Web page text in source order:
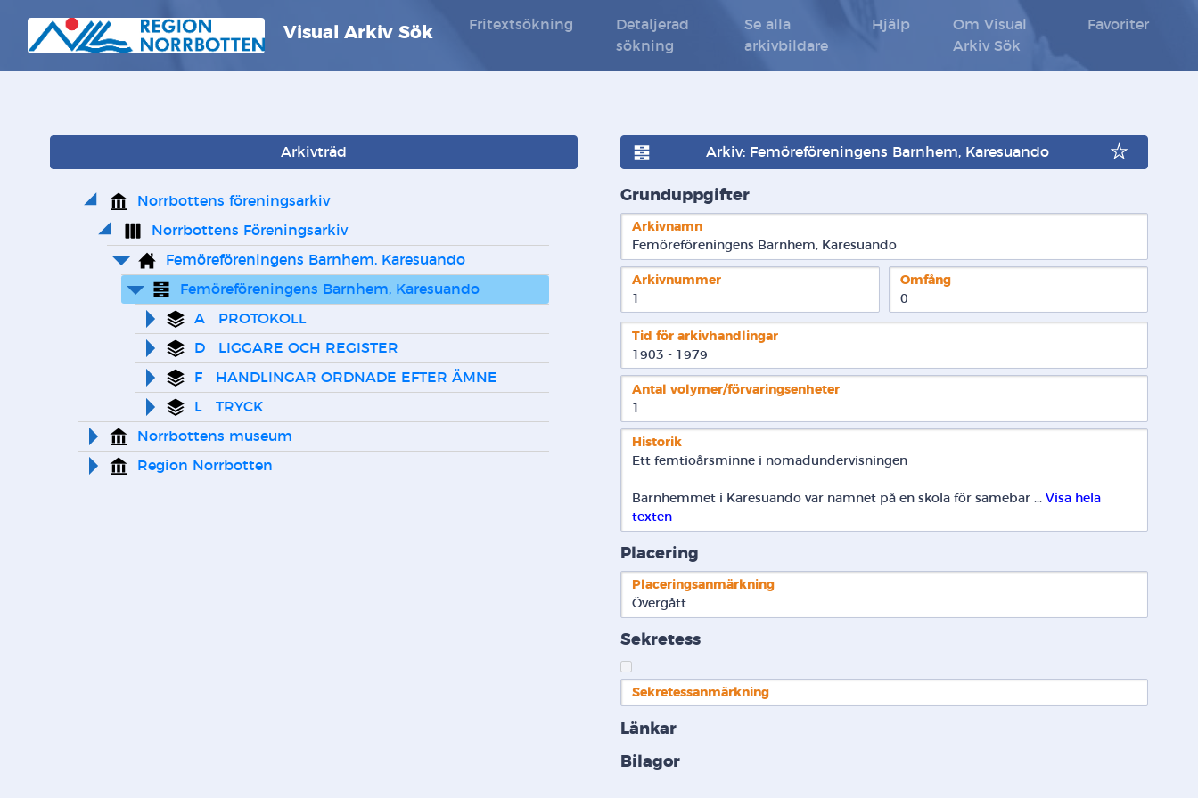
Visual Arkiv Sök Fritextsökning
Detaljerad
sökning
Se alla
arkivbildare
Hjälp
Om Visual
Arkiv Sök
Favoriter
Arkivträd
Norrbottens föreningsarkiv
Norrbottens Föreningsarkiv
Femöreföreningens Barnhem, Karesuando
Femöreföreningens Barnhem, Karesuando
A   PROTOKOLL
D   LIGGARE OCH REGISTER
F   HANDLINGAR ORDNADE EFTER ÄMNE
L   TRYCK
Norrbottens museum
Region Norrbotten
Arkiv: Femöreföreningens Barnhem, Karesuando
Grunduppgifter
Arkivnamn
Femöreföreningens Barnhem, Karesuando
Arkivnummer
1
Omfång
0
Tid för arkivhandlingar
1903 - 1979
Antal volymer/förvaringsenheter
1
Historik
Ett femtioårsminne i nomadundervisningen
Barnhemmet i Karesuando var namnet på en skola för samebar ... Visa hela
texten
Placering
Placeringsanmärkning
Övergått
Sekretess
Sekretessanmärkning
Länkar
Bilagor